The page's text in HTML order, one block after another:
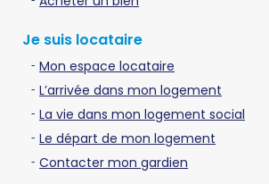
Je suis locataire
Mon espace locataire
L’arrivée dans mon logement
La vie dans mon logement social
Le départ de mon logement
Contacter mon gardien